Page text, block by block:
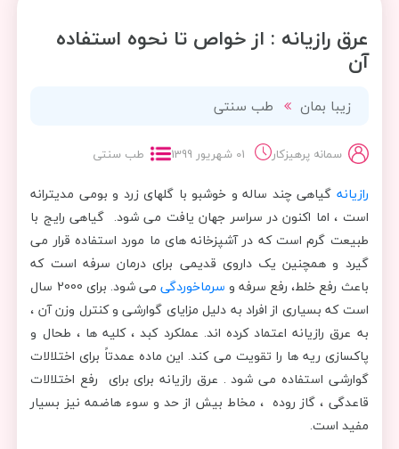
عرق رازیانه : از خواص تا نحوه استفاده
آن
زیبا بمان طب سنتی
سمانه پرهیزکار 01 شهریور 1399 طب سنتی
رازیانه گیاهی چند ساله و خوشبو با گلهای زرد و بومی مدیترانه
است ، اما اکنون در سراسر جهان یافت می شود. گیاهی رایج با
طبیعت گرم است که در آشپزخانه های ما مورد استفاده قرار می
گیرد و همچنین یک داروی قدیمی برای درمان سرفه است که
باعث رفع خلط، رفع سرفه و سرماخوردگی
می شود. برای 2000 سال
است که بسیاری از افراد به دلیل مزایای گوارشی و کنترل وزن آن ،
به عرق رازیانه اعتماد کرده اند. عملکرد کبد ، کلیه ها ، طحال و
پاکسازی ریه ها را تقویت می کند. این ماده عمدتاً برای اختلالات
گوارشی استفاده می شود . عرق رازیانه برای برای رفع اختلالات
قاعدگی ، گاز روده ، مخاط بیش از حد و سوء هاضمه نیز بسیار
مفید است.